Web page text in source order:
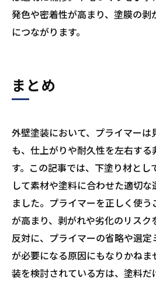
発色や密着性が高まり、塗膜の
につながります。
まとめ
外壁塗装において、プライマーは
も、仕上がりや耐久性を左右す
す。この記事では、下塗り材とし
して素材や塗料に合わせた適切
ました。プライマーを正しく使
が高まり、剥がれや劣化のリスク
反対に、プライマーの省略や選
が必要になる原因にもなりかね
装を検討されている方は、塗料だ